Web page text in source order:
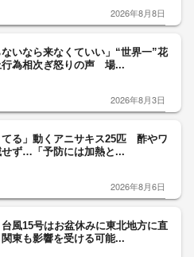
2026年8月8日
ないなら来なくていい」“世界一”花
行為相次ぎ怒りの声 場...
2026年8月3日
てる」動くアニサキス25匹 酢やワ
せず…「予防には加熱と...
2026年8月6日
台風15号はお盆休みに東北地方に直
東も影響を受ける可能...